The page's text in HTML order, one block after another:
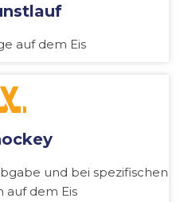
auf dem Eis
und bei spezifischen
auf dem Eis